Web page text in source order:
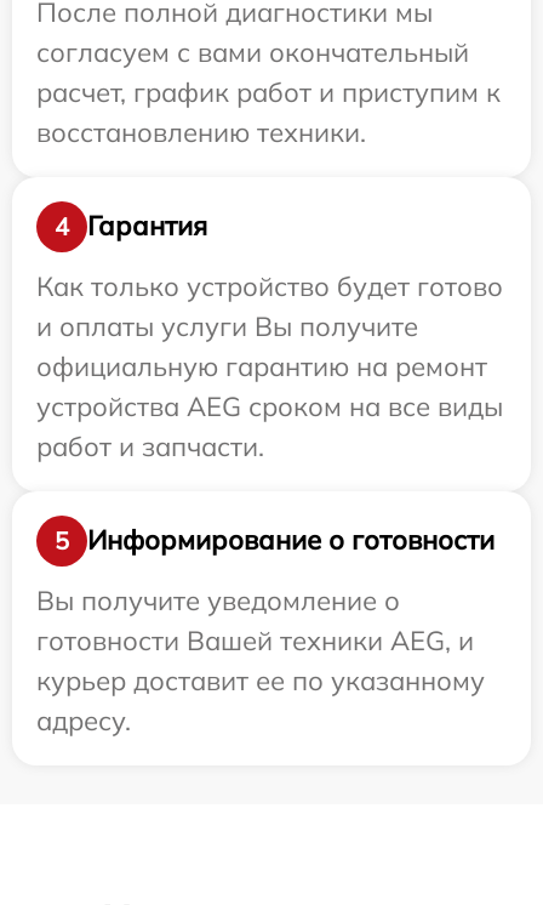
После полной диагностики мы
согласуем с вами окончательный
расчет, график работ и приступим к
восстановлению техники.
4
Гарантия
Как только устройство будет готово
и оплаты услуги Вы получите
официальную гарантию на ремонт
устройства AEG сроком на все виды
работ и запчасти.
5
Информирование о готовности
Вы получите уведомление о
готовности Вашей техники AEG, и
курьер доставит ее по указанному
адресу.